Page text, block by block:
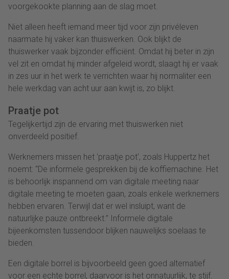
voorgekookte planning aan de slag moet.
Niet alleen heeft iemand meer tijd voor zijn privéleven
naarmate hij vaker kan thuiswerken. Ook blijkt de
thuiswerker vaak bijzonder efficiënt. Omdat hij beter in zijn
vel zit en omdat hij minder afgeleid wordt, slaagt hij er vaak
in zes uur in het werk te verrichten waar hij normaliter een
hele werkdag van acht uur aan kwijt is, zo blijkt.
Praatje pot
Tegelijkertijd zijn de ervaring met thuiswerken niet
onverdeeld positief.
Werknemers missen het 'praatje pot', zoals Huppertz het
noemt: “De informele gesprekken bij de koffiemachine. Het
is behoorlijk inspannend om van digitale meeting naar
digitale meeting te moeten gaan, zoals enkele werknemers
hebben ervaren. Terwijl dat er wel insluipt, want de
natuurlijke pauze ontbreekt.” Informele digitale
bijeenkomsten tussendoor blijken nauwelijks soelaas te
bieden.
Een digitale borrel is bijvoorbeeld geen goed alternatief
voor een echte borrel, daarvoor is het onnatuurlijk, te stijf.